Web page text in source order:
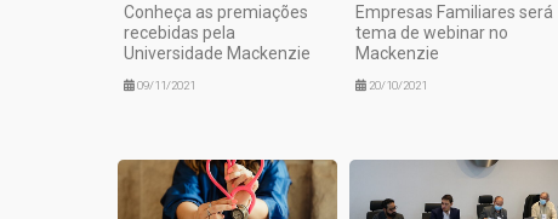
Conheça as premiações
recebidas pela
Universidade Mackenzie
09/11/2021
Empresas Familiares será
tema de webinar no
Mackenzie
20/10/2021